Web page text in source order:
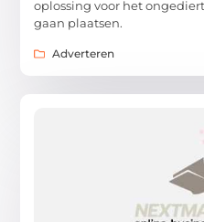
oplossing voor het
gaan plaatsen.
Adverteren